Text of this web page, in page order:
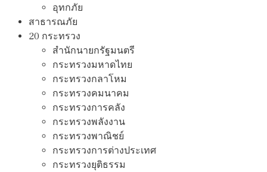
อุทกภัย
สาธารณภัย
20 กระทรวง
สํานักนายกรัฐมนตรี
กระทรวงมหาดไทย
กระทรวงกลาโหม
กระทรวงคมนาคม
กระทรวงการคลัง
กระทรวงพลังงาน
กระทรวงพาณิชย์
กระทรวงการต่างประเทศ
กระทรวงยุติธรรม